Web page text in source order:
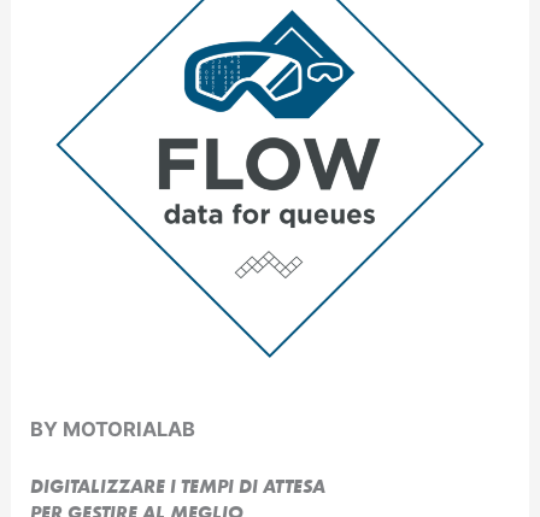
BY MOTORIALAB
DIGITALIZZARE I TEMPI DI ATTESA